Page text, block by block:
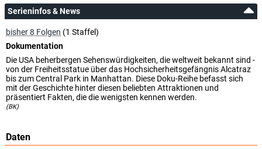
Serieninfos & News
bisher 8 Folgen (1 Staffel)
Dokumentation
Die USA beherbergen Sehenswürdigkeiten, die weltweit bekannt sind -
von der Freiheitsstatue über das Hochsicherheitsgefängnis Alcatraz
bis zum Central Park in Manhattan. Diese Doku-Reihe befasst sich
mit der Geschichte hinter diesen beliebten Attraktionen und
präsentiert Fakten, die die wenigsten kennen werden.
(BK)
Daten